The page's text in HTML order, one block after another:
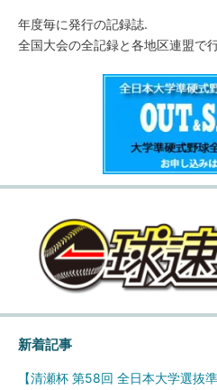
年度毎に発行の記録誌.
全国大会の全記録と各地区連盟で
新着記事
【清瀬杯 第58回 全日本大学選